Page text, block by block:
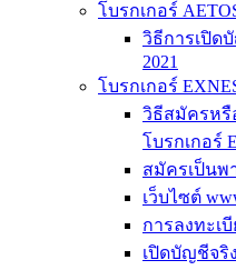
โบรกเกอร์
วิธีการเปิด
2021
โบรกเกอร์
วิธีสมัครหรื
โบรกเกอร์
สมัครเป็นพ
เว็บไซต์
การลงทะเ
เปิดบัญชีจริง